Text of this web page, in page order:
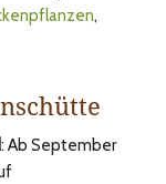
,
: Ab September